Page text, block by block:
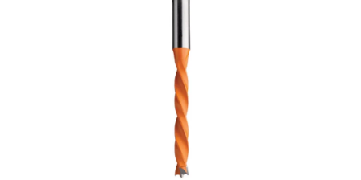
Obchodní podmínky
Podmínky ochrany osobních údajů